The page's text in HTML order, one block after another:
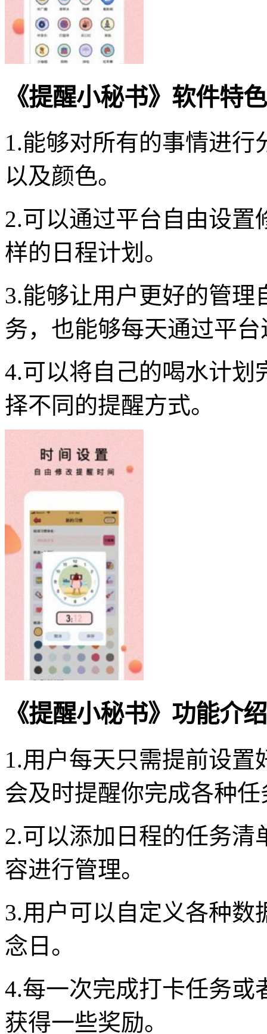
《提醒小秘书》软件特
1.能够对所有的事情进
以及颜色。
2.可以通过平台自由设
样的日程计划。
3.能够让用户更好的管
务，也能够每天通过平
4.可以将自己的喝水计划
择不同的提醒方式。
《提醒小秘书》功能介
1.用户每天只需提前设
会及时提醒你完成各种任
2.可以添加日程的任务
容进行管理。
3.用户可以自定义各种
念日。
4.每一次完成打卡任务或
获得一些奖励。